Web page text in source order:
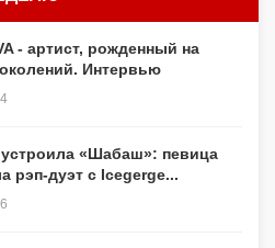
- артист, рожденный на
Интервью
«Шабаш»: певица
рэп-дуэт с Icegerge...